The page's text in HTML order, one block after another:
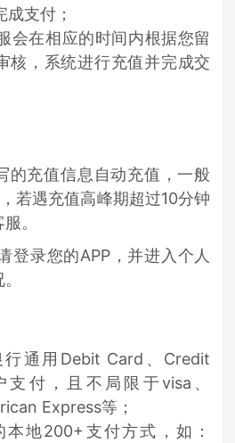
支付；
会在相应的时间内根据您留
核，系统进行充值并完成交
的充值信息自动充值，一般
若遇充值高峰期超过10分钟
。
登录您的APP，并进入个人
通用Debit Card、Credit
支付，且不局限于visa、
Express等；
地200+支付方式，如：